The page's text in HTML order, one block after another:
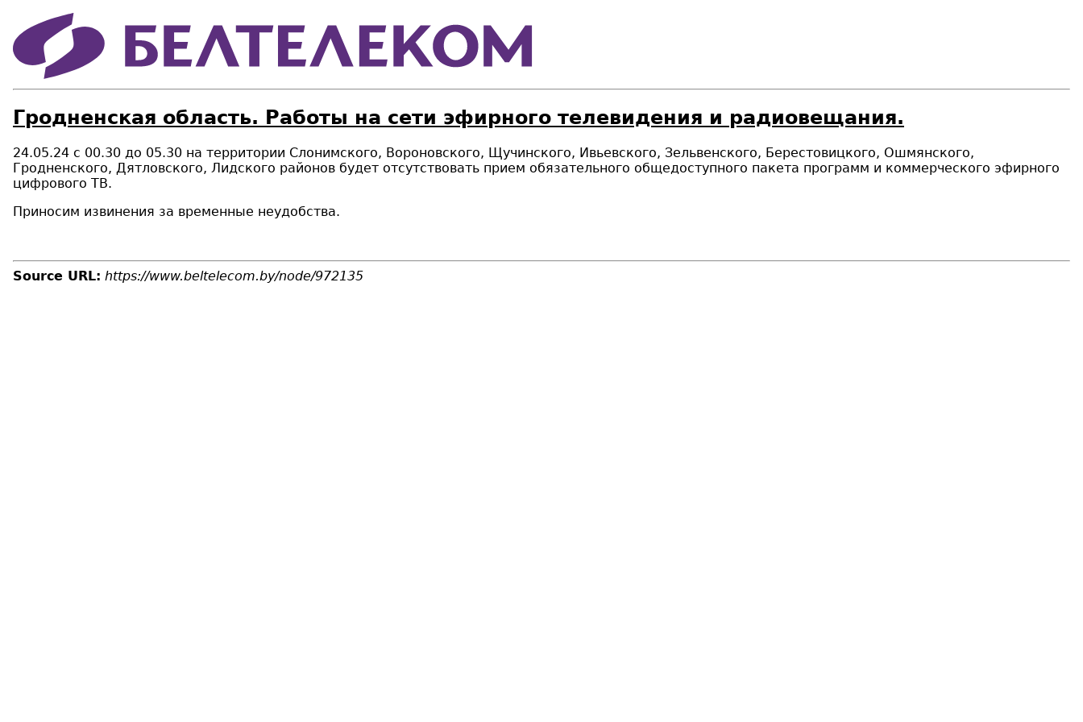
Гродненская область. Работы на сети эфирного телевидения и радиовещания.
24.05.24 с 00.30 до 05.30 на территории Слонимского, Вороновского, Щучинского, Ивьевского, Зельвенского, Берестовицкого, Ошмянского,
Гродненского, Дятловского, Лидского районов будет отсутствовать прием обязательного общедоступного пакета программ и коммерческого эфирного
цифрового ТВ.
Приносим извинения за временные неудобства.
Source URL: https://www.beltelecom.by/node/972135